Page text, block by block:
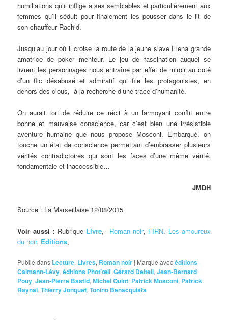
humiliations qu’il inflige à ses semblables et particulièrement aux
femmes qu’il séduit pour finalement les pousser dans le lit de
son chauffeur Rachid.
Jusqu’au jour où il croise la route de la jeune slave Elena grande
amatrice de poker menteur. Le jeu de fascination auquel se
livrent les personnages nous entraîne par effet de miroir au coté
d’un flic désabusé et admiratif qui file les protagonistes, en
dehors des clous, à la recherche d’une trace d’humanité.
On aurait tort de réduire ce récit à un larmoyant conflit entre
bonne et mauvaise conscience, car c’est bien une irrésistible
aventure humaine que nous propose Mosconi. Embarqué, on
touche un état de conscience permettant d’embrasser plusieurs
vérités contradictoires qui sont les faces d’une même vérité,
fondamentale et inaccessible…
JMDH
Source : La Marseillaise 12/08/2015
Voir aussi : Rubrique Livre, Roman noir, FIRN, Les amoureux
du noir, Editions,
Publié dans Lecture, Livres, Roman noir | Marqué avecéditions
Calmann-Lévy,éditions Phot’œil,Gérard Delteil,Jean-Bernard
Pouy,Jean-Pierre Bastid,Michel Quint, Patrick Mosconi, Patrick
Raynal,Thierry Jonquet,Tonino Benacquista